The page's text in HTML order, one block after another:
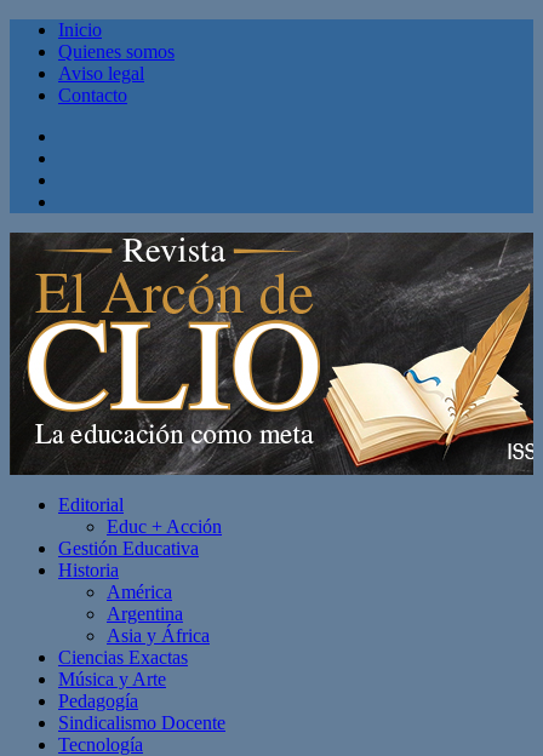
Inicio
Quienes somos
Aviso legal
Contacto
Editorial
Educ + Acción
Gestión Educativa
Historia
América
Argentina
Asia y África
Ciencias Exactas
Música y Arte
Pedagogía
Sindicalismo Docente
Tecnología